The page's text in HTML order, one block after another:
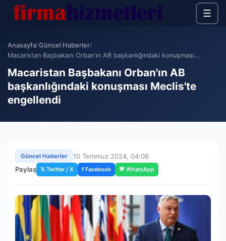
☰
Anasayfa/Güncel Haberler/
Macaristan Başbakanı Orban'ın AB başkanlığındaki konuşması...
Macaristan Başbakanı Orban'ın AB
başkanlığındaki konuşması Meclis'te
engellendi
Güncel Haberler
10 Temmuz 2024, 04:06
Paylaş 𝕏 Twitter / X f Facebook 💬 WhatsApp